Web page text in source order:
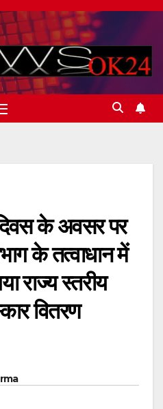
के अवसर पर
के तत्वाधान में
राज्य स्तरीय
वितरण